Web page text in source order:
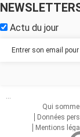
Actu du jour
...
Qui
Données
Mentions